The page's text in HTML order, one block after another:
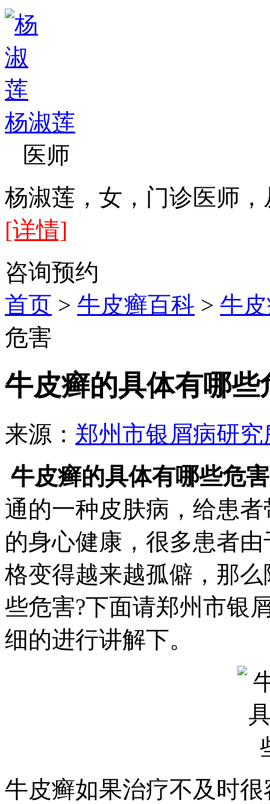
杨淑莲
医师
杨淑莲，女，门诊医师
[详情]
咨询预约
首页 > 牛皮癣百科 > 牛
危害
牛皮癣的具体有哪些
来源： 郑州市银屑病研究
牛皮癣的具体有哪些危
通的一种皮肤病，给患
的身心健康，很多患者
格变得越来越孤僻，那
些危害?下面请郑州市银
细的进行讲解下。
牛皮癣如果治疗不及时